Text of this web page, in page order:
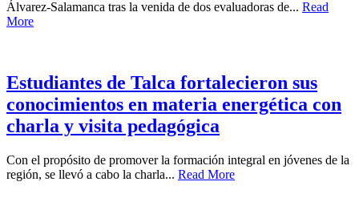
Álvarez-Salamanca tras la venida de dos evaluadoras de... Read
More
Estudiantes de Talca fortalecieron sus
conocimientos en materia energética con
charla y visita pedagógica
Con el propósito de promover la formación integral en jóvenes de la
región, se llevó a cabo la charla... Read More